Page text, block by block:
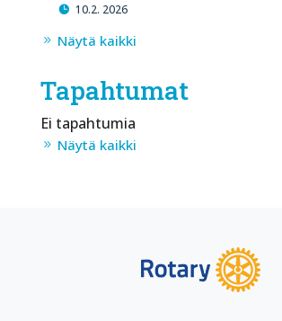
10.2. 2026
Näytä kaikki
Tapahtumat
Ei tapahtumia
Näytä kaikki